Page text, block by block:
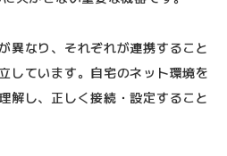
異なり、それぞれが連携すること
しています。自宅のネット環境を
解し、正しく接続・設定すること